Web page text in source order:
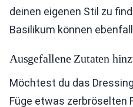
deinen eigenen Stil zu
Basilikum können
Ausgefallene Zutaten
Möchtest du das
Füge etwas zerbröselten